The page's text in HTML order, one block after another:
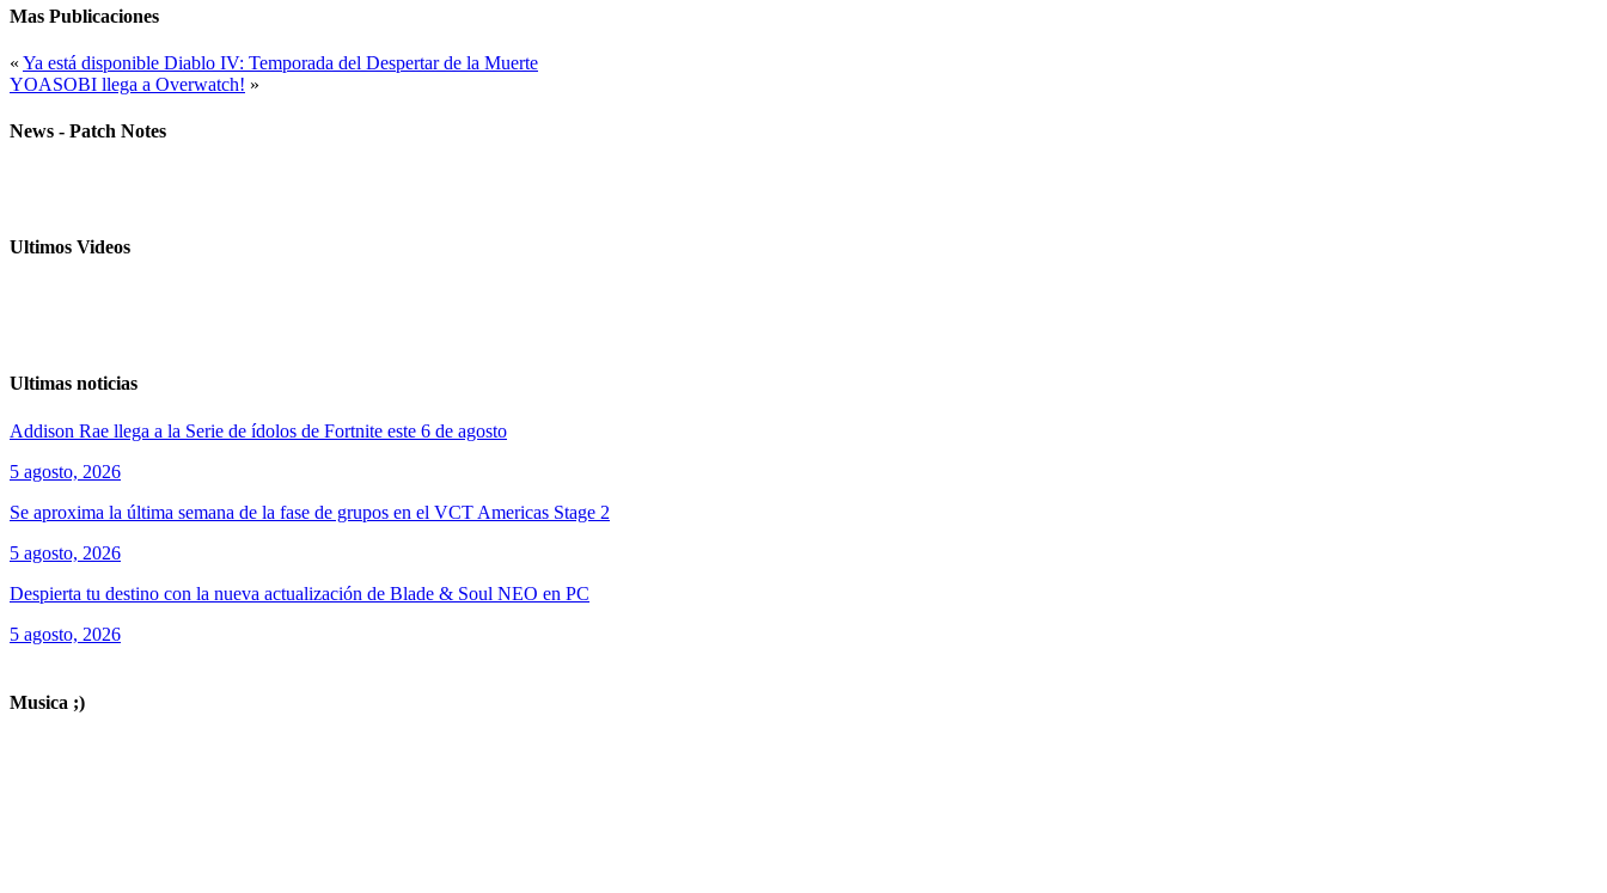
Mas Publicaciones
« Ya está disponible Diablo IV: Temporada del Despertar de la Muerte
YOASOBI llega a Overwatch! »
News - Patch Notes
Ultimos Videos
Ultimas noticias
Addison Rae llega a la Serie de ídolos de Fortnite este 6 de agosto
5 agosto, 2026
Se aproxima la última semana de la fase de grupos en el VCT Americas Stage 2
5 agosto, 2026
Despierta tu destino con la nueva actualización de Blade & Soul NEO en PC
5 agosto, 2026
Musica ;)